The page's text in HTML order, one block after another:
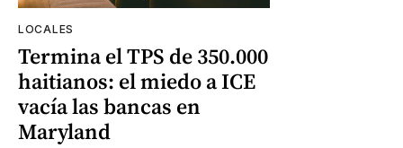
LOCALES
Termina el TPS de 350.000
haitianos: el miedo a ICE
vacía las bancas en
Maryland